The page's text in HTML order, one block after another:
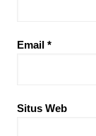
Email *
Situs Web